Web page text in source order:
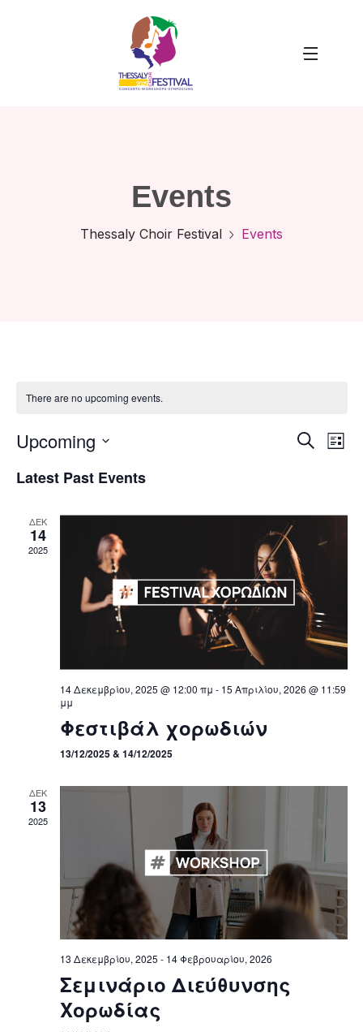
Events
Thessaly Choir Festival Events
There are no upcoming events.
Views
Search
List
Upcoming
date.
Latest Past Events
ΔΕΚ
14
2025
14 Δεκεμβρίου, 2025 @ 12:00 πμ - 15 Απριλίου, 2026 @ 11:59
μμ
Φεστιβάλ χορωδιών
13/12/2025 & 14/12/2025
ΔΕΚ
13
2025
13 Δεκεμβρίου, 2025 - 14 Φεβρουαρίου, 2026
Σεμινάριο Διεύθυνσης
Χορωδίας